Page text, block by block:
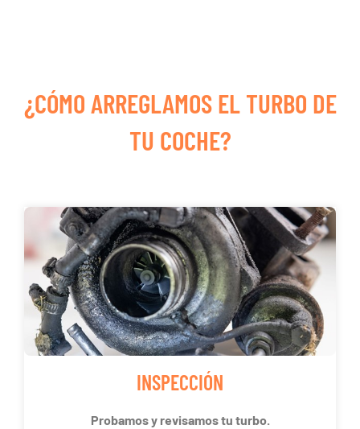
¿CÓMO ARREGLAMOS EL TURBO DE
TU COCHE?
INSPECCIÓN
Probamos y revisamos tu turbo.